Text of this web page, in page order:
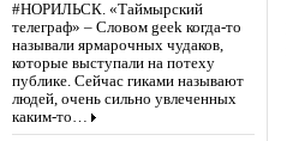
#НОРИЛЬСК. «Таймырский
телеграф» – Словом geek когда-то
называли ярмарочных чудаков,
которые выступали на потеху
публике. Сейчас гиками называют
людей, очень сильно увлеченных
каким-то…